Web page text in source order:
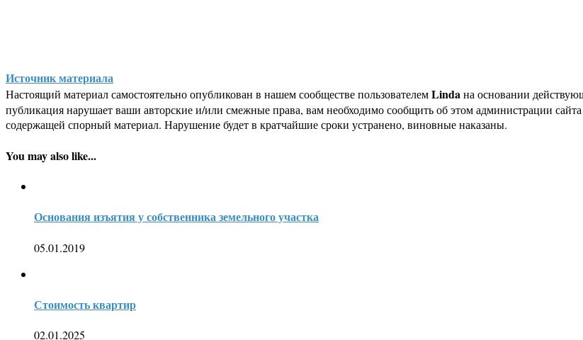
Источник материала
Настоящий материал самостоятельно опубликован в нашем сообществе пользователемLindaна основании
публикация нарушает ваши авторские и/или смежные права, вам необходимо сообщить об этом администрации
содержащей спорный материал. Нарушение будет в кратчайшие сроки устранено, виновные наказаны.
You may also like...
Основания изъятия у собственника земельного участка
05.01.2019
Стоимость квартир
02.01.2025